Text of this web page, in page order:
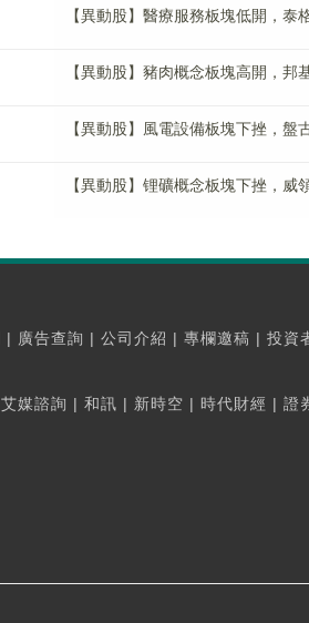
【異動股】醫療服務板塊低開，
【異動股】豬肉概念板塊高開，
【異動股】風電設備板塊下挫，
【異動股】锂礦概念板塊下挫，
| 廣告查詢 | 公司介紹 | 專欄邀稿 | 投資
艾媒諮詢 | 和訊 | 新時空 | 時代財經 | 證